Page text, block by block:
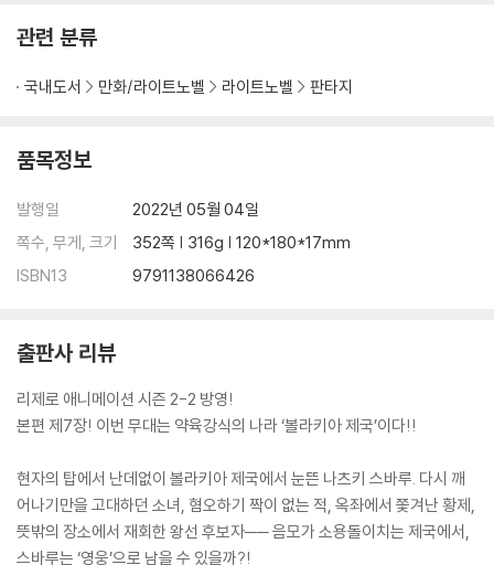
관련 분류
국내도서 만화/라이트노벨 라이트노벨 판타지
품목정보
발행일
2022년 05월 04일
쪽수, 무게, 크기
352쪽 | 316g | 120*180*17mm
ISBN13
9791138066426
출판사 리뷰
리제로 애니메이션 시즌 2-2 방영!
본편 제7장! 이번 무대는 약육강식의 나라 ‘볼라키아 제국’이다!!
현자의 탑에서 난데없이 볼라키아 제국에서 눈뜬 나츠키 스바루. 다시 깨
어나기만을 고대하던 소녀, 혐오하기 짝이 없는 적, 옥좌에서 쫓겨난 황제,
뜻밖의 장소에서 재회한 왕선 후보자── 음모가 소용돌이치는 제국에서,
스바루는 ‘영웅’으로 남을 수 있을까?!